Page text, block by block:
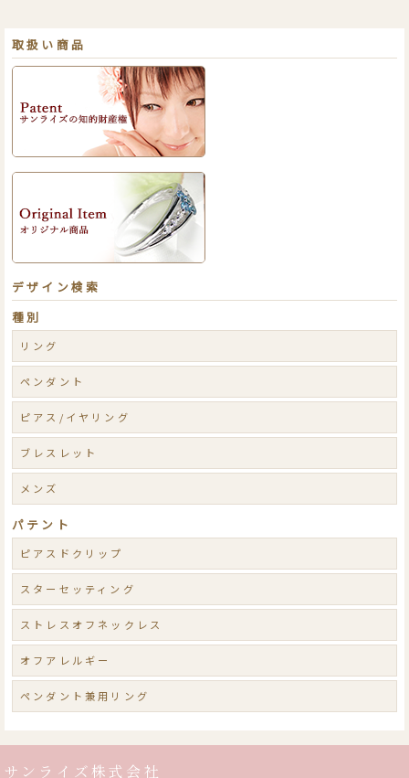
取扱い商品
デザイン検索
種別
リング
ペンダント
ピアス/イヤリング
ブレスレット
メンズ
パテント
ピアスドクリップ
スターセッティング
ストレスオフネックレス
オフアレルギー
ペンダント兼用リング
サンライズ株式会社